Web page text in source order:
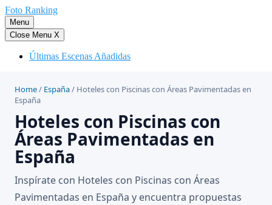
Saltar
al
contenido
Foto Ranking
Menu
Close Menu X
Últimas Escenas Añadidas
Home/ España/ Hoteles con Piscinas con Áreas Pavimentadas en
España
Hoteles con Piscinas con
Áreas Pavimentadas en
España
Inspírate con Hoteles con Piscinas con Áreas
Pavimentadas en España y encuentra propuestas